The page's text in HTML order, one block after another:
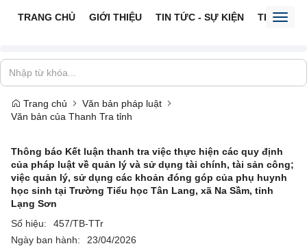
TRANG CHỦ GIỚI THIỆU TIN TỨC - SỰ KIỆN THÔNG
Trang chủ
Văn bản pháp luật
Văn bản của Thanh Tra tỉnh
Thông báo Kết luận thanh tra việc thực hiện các quy định
của pháp luật về quản lý và sử dụng tài chính, tài sản công;
việc quản lý, sử dụng các khoản đóng góp của phụ huynh
học sinh tại Trường Tiểu học Tân Lang, xã Na Sầm, tỉnh
Lạng Sơn
Số hiệu:
457/TB-TTr
Ngày ban hành:
23/04/2026